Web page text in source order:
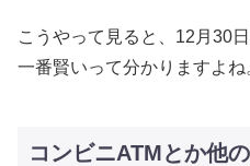
こうやって見ると、12月30
一番賢いって分かりますよね
コンビニATMとか他